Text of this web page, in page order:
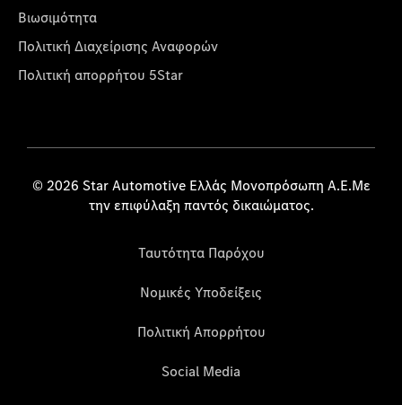
Βιωσιμότητα
Πολιτική Διαχείρισης Αναφορών
Πολιτική απορρήτου 5Star
© 2026 Star Automotive Ελλάς Μονοπρόσωπη Α.Ε.Με
την επιφύλαξη παντός δικαιώματος.
Ταυτότητα Παρόχου
Νομικές Υποδείξεις
Πολιτική Απορρήτου
Social Media